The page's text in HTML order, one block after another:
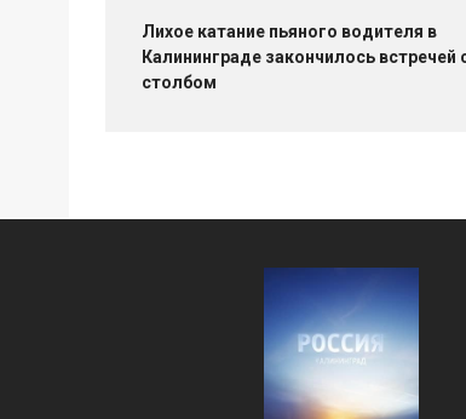
Лихое катание пьяного водителя в
Калининграде закончилось встречей
столбом